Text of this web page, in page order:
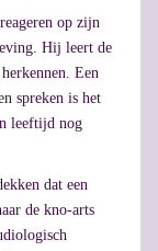
op zijn
Hij leert de
Een
spreken is het
leeftijd nog
dat een
de kno-arts